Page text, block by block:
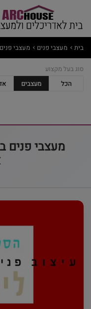
בית מעצבי פנים מעצבי
סוג בעל מקצוע
הכל
מעצבים
מעצבי פנים